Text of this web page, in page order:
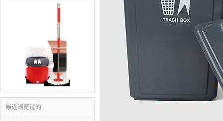
最近浏览过的